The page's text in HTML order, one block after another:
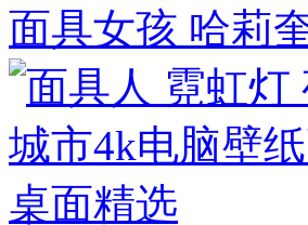
面具女孩 哈莉